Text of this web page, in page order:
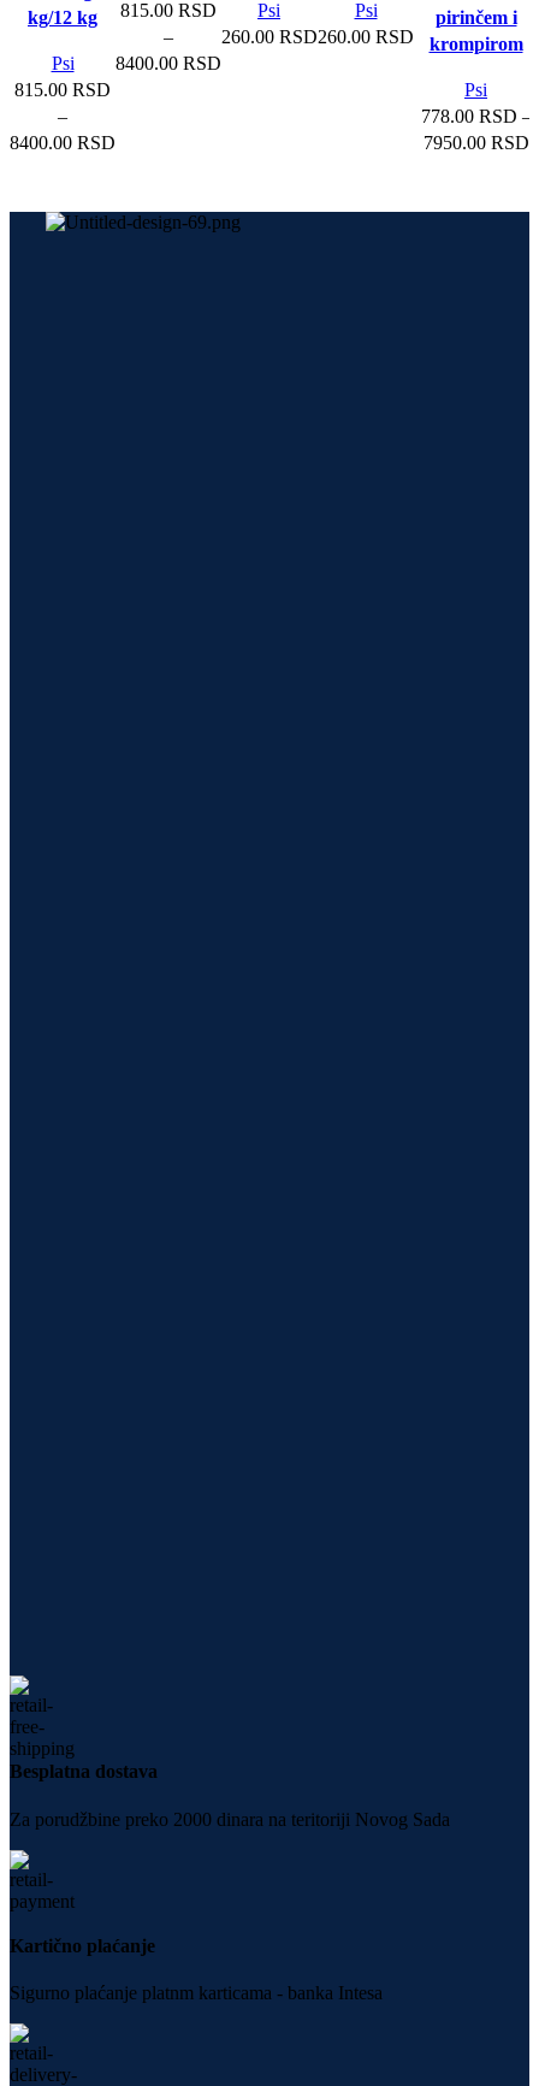
proizvoda.
kg/12 kg
Psi
815.00 RSD
–
8400.00 RSD
815.00 RSD
815.00 RSD
–
8400.00 RSD
Psi
260.00 RSD
Psi
260.00 RSD
pirinčem i
krompirom
Psi
778.00 RSD –
7950.00 RSD
Besplatna dostava
Za porudžbine preko 2000 dinara na teritoriji Novog Sada
Kartično plaćanje
Sigurno plaćanje platnm karticama - banka Intesa